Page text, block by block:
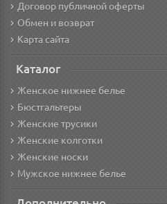
Договор публичной оферты
Обмен и возврат
Карта сайта
Каталог
Женское нижнее белье
Бюстгальтеры
Женские трусики
Женские колготки
Женские носки
Мужское нижнее белье